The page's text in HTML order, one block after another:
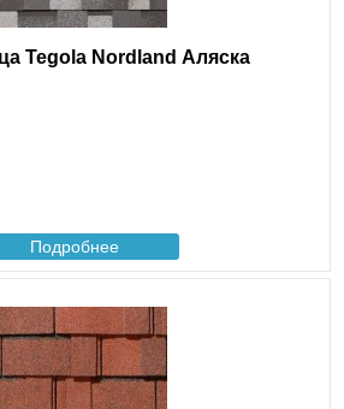
Tegola Nordland Аляска
Подробнее